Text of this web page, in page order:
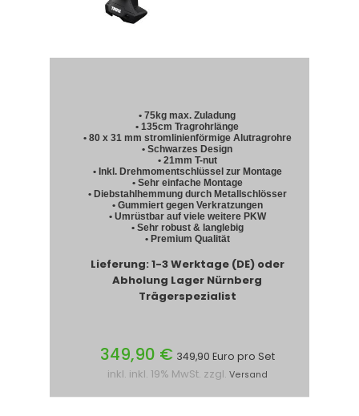
• 75kg max. Zuladung
• 135cm Tragrohrlänge
• 80 x 31 mm stromlinienförmige Alutragrohre
• Schwarzes Design
• 21mm T-nut
• Inkl. Drehmomentschlüssel zur Montage
• Sehr einfache Montage
• Diebstahlhemmung durch Metallschlösser
• Gummiert gegen Verkratzungen
• Umrüstbar auf viele weitere PKW
• Sehr robust & langlebig
• Premium Qualität
Lieferung: 1-3 Werktage (DE) oder
Abholung Lager Nürnberg
Trägerspezialist
349,90 € 349,90 Euro pro Set
inkl. inkl. 19% MwSt. zzgl. Versand